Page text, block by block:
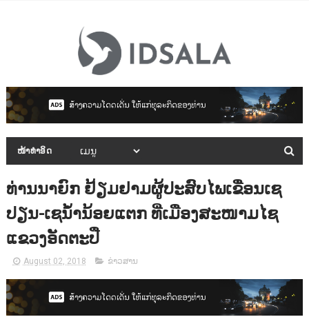
ໜ້າທຳອິດ
ທ່ານນາຍົກ ຢ້ຽມຢາມຜູ້ປະສົບໄພເຂື່ອນເຊ
ປຽນ-ເຊນ້ຳນ້ອຍແຕກ ທີ່ເມືອງສະໜາມໄຊ
ແຂວງອັດຕະປື
August 02, 2018 ຂ່າວສານ